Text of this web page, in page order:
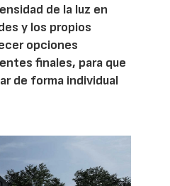
de la luz en
y los propios
opciones
finales, para que
de forma individual